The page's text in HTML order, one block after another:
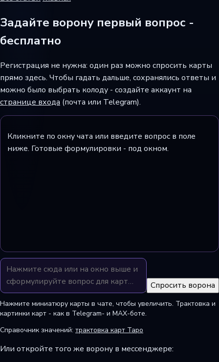
Задайте ворону первый вопрос -
бесплатно
Регистрация не нужна: один раз можно спросить карты
прямо здесь. Чтобы гадать дальше, сохранялись ответы и
можно было выбрать колоду - создайте аккаунт на
странице входа (почта или Telegram).
Кликните по окну чата или введите вопрос в поле
ниже. Готовые формулировки - под окном.
Спросить ворона
Нажмите миниатюру карты в чате, чтобы увеличить. Трактовка и
картинки карт - как в Telegram- и MAX-боте.
Справочник значений: трактовка карт Таро
Или откройте того же ворону в мессенджере: